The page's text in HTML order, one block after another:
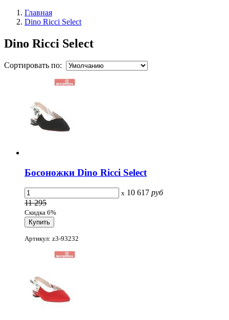
Главная
Dino Ricci Select
Dino Ricci Select
Сортировать по:
Босоножки Dino Ricci Select
x 10 617 руб
11 295
Скидка 6%
Артикул: z3-93232